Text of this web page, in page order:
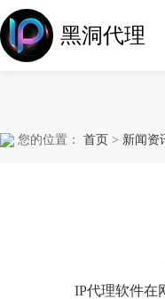
黑洞代理
您的位置： 首页 > 新闻资
IP代理软件在